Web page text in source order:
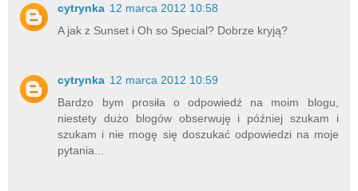
cytrynka 12 marca 2012 10:58
A jak z Sunset i Oh so Special? Dobrze kryją?
cytrynka 12 marca 2012 10:59
Bardzo bym prosiła o odpowiedź na moim blogu,
niestety dużo blogów obserwuję i później szukam i
szukam i nie mogę się doszukać odpowiedzi na moje
pytania...